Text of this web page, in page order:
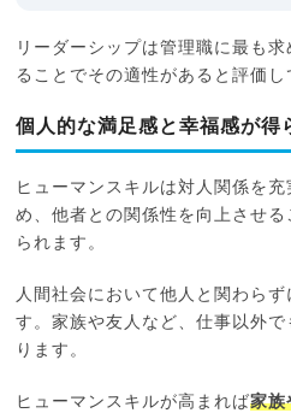
リーダーシップは管理職に最も
ることでその適性があると評価し
個人的な満足感と幸福感が得
ヒューマンスキルは対人関係を
め、他者との関係性を向上させ
られます。
人間社会において他人と関わら
す。家族や友人など、仕事以外
ります。
ヒューマンスキルが高まれば家族